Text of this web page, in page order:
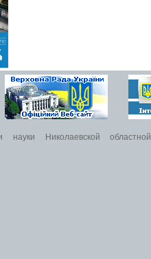
Николаевской областной